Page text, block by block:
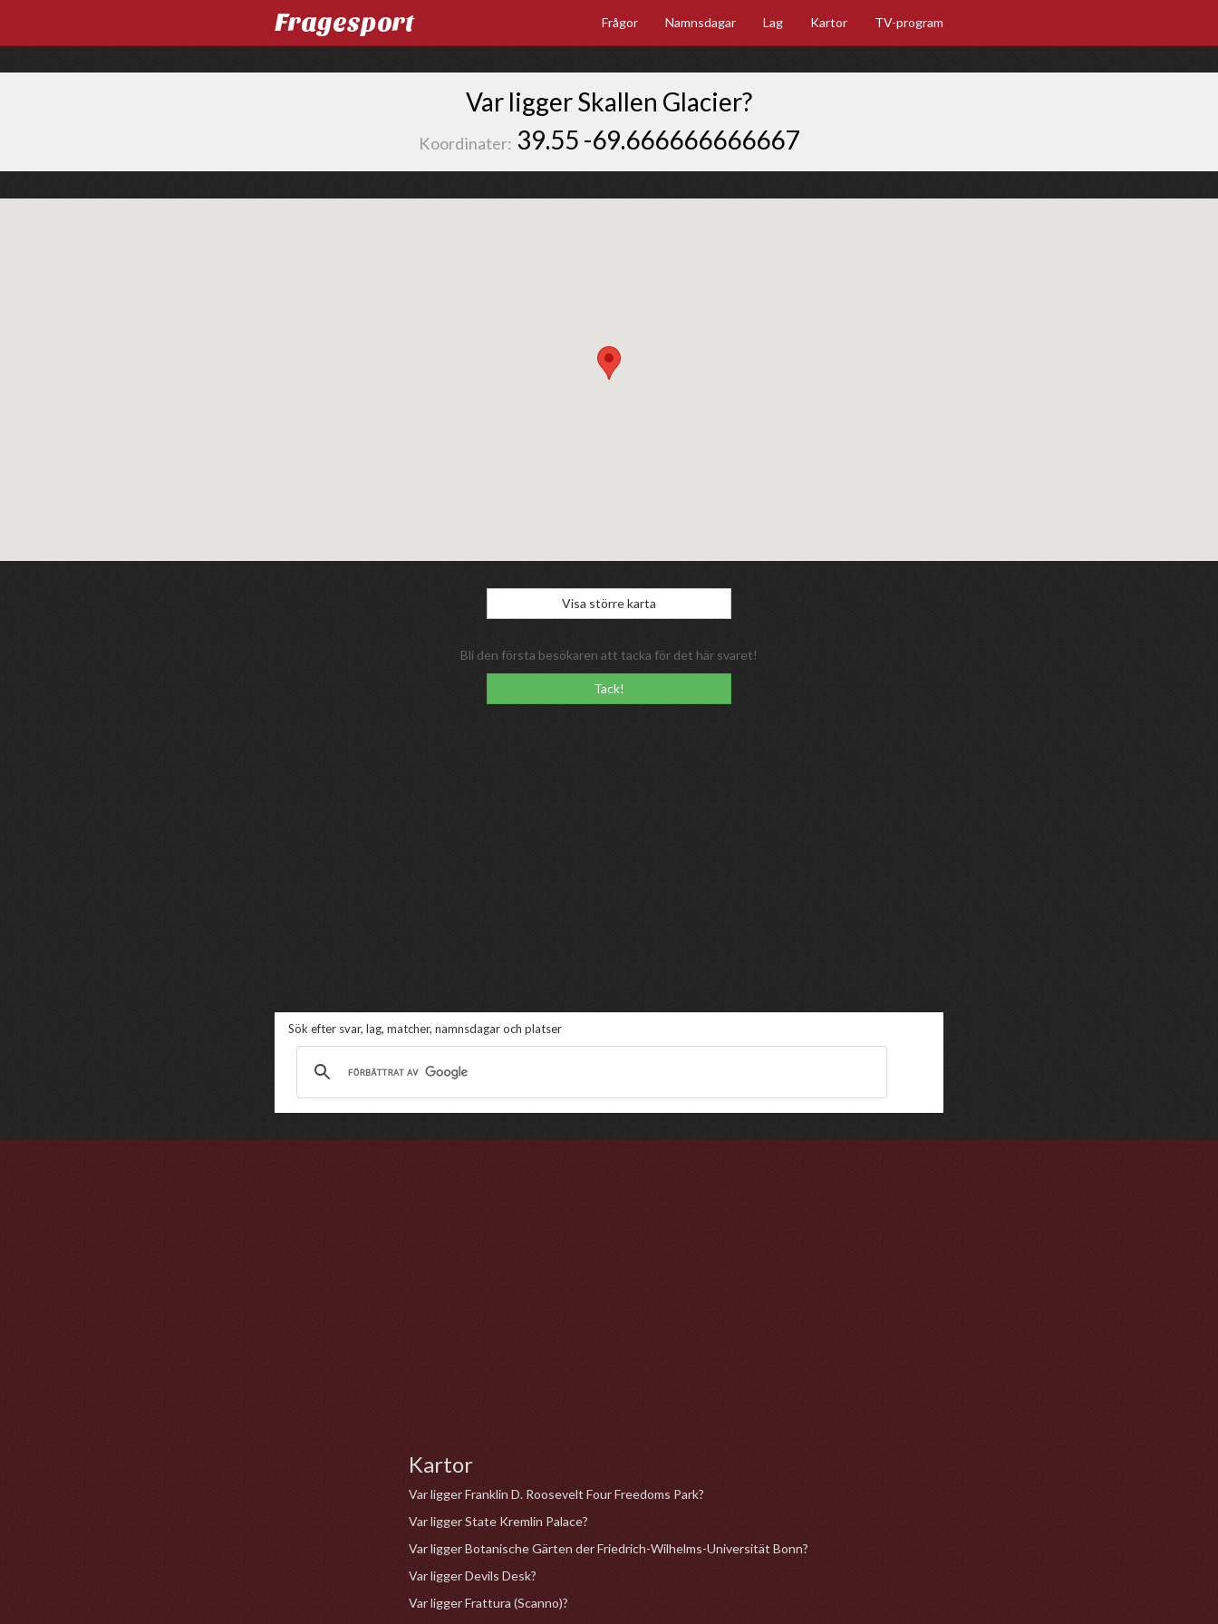
Fragesport Frågor Namnsdagar Lag Kartor TV-program
Var ligger Skallen Glacier?
Koordinater: 39.55 -69.666666666667
Visa större karta
Bli den första besökaren att tacka för det här svaret!
Tack!
Sök efter svar, lag, matcher, namnsdagar och platser
Kartor
Var ligger Franklin D. Roosevelt Four Freedoms Park?
Var ligger State Kremlin Palace?
Var ligger Botanische Gärten der Friedrich-Wilhelms-Universität Bonn?
Var ligger Devils Desk?
Var ligger Frattura (Scanno)?